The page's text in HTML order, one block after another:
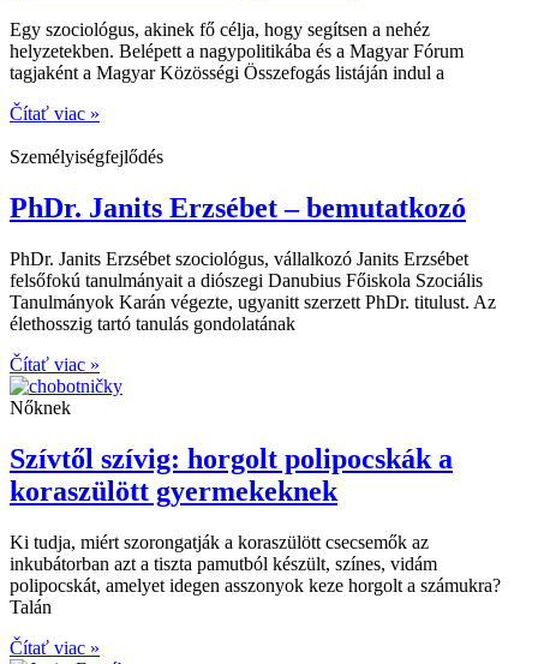
Egy szociológus, akinek fő célja, hogy segítsen a nehéz
helyzetekben. Belépett a nagypolitikába és a Magyar Fórum
tagjaként a Magyar Közösségi Összefogás listáján indul a
Čítať viac »
Személyiségfejlődés
PhDr. Janits Erzsébet – bemutatkozó
PhDr. Janits Erzsébet szociológus, vállalkozó Janits Erzsébet
felsőfokú tanulmányait a diószegi Danubius Főiskola Szociális
Tanulmányok Karán végezte, ugyanitt szerzett PhDr. titulust. Az
élethosszig tartó tanulás gondolatának
Čítať viac »
Nőknek
Szívtől szívig: horgolt polipocskák a
koraszülött gyermekeknek
Ki tudja, miért szorongatják a koraszülött csecsemők az
inkubátorban azt a tiszta pamutból készült, színes, vidám
polipocskát, amelyet idegen asszonyok keze horgolt a számukra?
Talán
Čítať viac »